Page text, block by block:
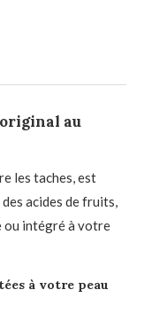
au
les taches, est
acides de fruits,
ou intégré à votre
à votre peau